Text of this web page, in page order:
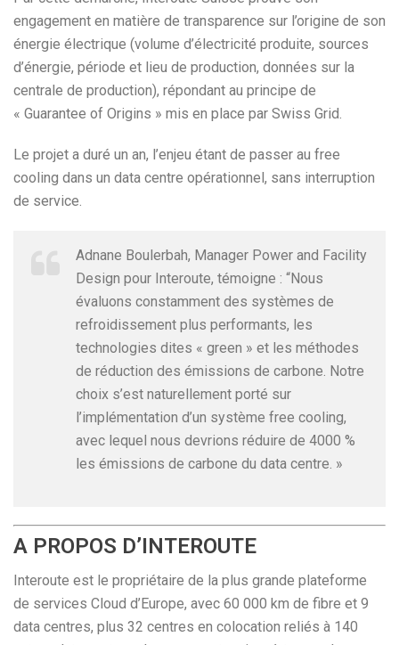
engagement en matière de transparence sur l’origine de son
énergie électrique (volume d’électricité produite, sources
d’énergie, période et lieu de production, données sur la
centrale de production), répondant au principe de
« Guarantee of Origins » mis en place par Swiss Grid.
Le projet a duré un an, l’enjeu étant de passer au free
cooling dans un data centre opérationnel, sans interruption
de service.
Adnane Boulerbah, Manager Power and Facility
Design pour Interoute, témoigne : “Nous
évaluons constamment des systèmes de
refroidissement plus performants, les
technologies dites « green » et les méthodes
de réduction des émissions de carbone. Notre
choix s’est naturellement porté sur
l’implémentation d’un système free cooling,
avec lequel nous devrions réduire de 4000 %
les émissions de carbone du data centre. »
A PROPOS D’INTEROUTE
Interoute est le propriétaire de la plus grande plateforme
de services Cloud d’Europe, avec 60 000 km de fibre et 9
data centres, plus 32 centres en colocation reliés à 140